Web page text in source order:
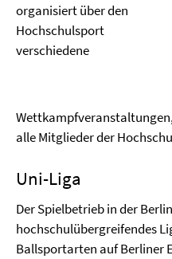
organisiert über den
Hochschulsport
verschiedene
alle Mitglieder der
Uni-Liga
Der Spielbetrieb in der
hochschulübergreifendes
Ballsportarten auf Berliner